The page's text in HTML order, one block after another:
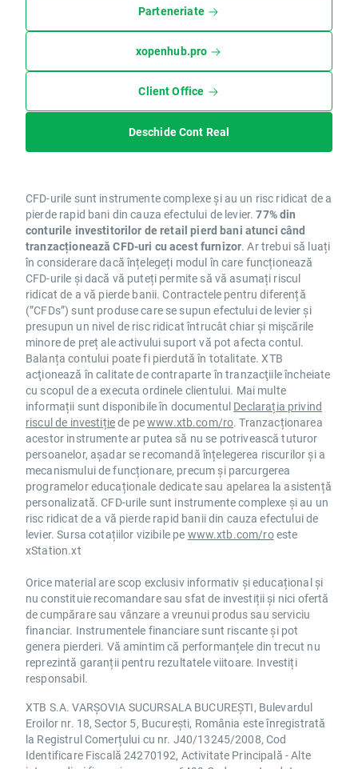
Parteneriate
xopenhub.pro
Client Office
Deschide Cont Real
CFD-urile sunt instrumente complexe și au un risc ridicat de a
pierde rapid bani din cauza efectului de levier.77% din
conturile investitorilor de retail pierd bani atunci când
tranzacționează CFD-uri cu acest furnizor. Ar trebui să luați
în considerare dacă înțelegeți modul în care funcționează
CFD-urile și dacă vă puteți permite să vă asumați riscul
ridicat de a vă pierde banii. Contractele pentru diferență
(”CFDs”) sunt produse care se supun efectului de levier și
presupun un nivel de risc ridicat întrucât chiar și mișcările
minore de preț ale activului suport vă pot afecta contul.
Balanța contului poate fi pierdută în totalitate. XTB
acţionează în calitate de contraparte în tranzacţiile încheiate
cu scopul de a executa ordinele clientului. Mai multe
informații sunt disponibile în documentul Declarația privind
riscul de investițiede pewww.xtb.com/ro. Tranzacționarea
acestor instrumente ar putea să nu se potrivească tuturor
persoanelor, așadar se recomandă înțelegerea riscurilor și a
mecanismului de funcționare, precum și parcurgerea
programelor educaționale dedicate sau apelarea la asistență
personalizată. CFD-urile sunt instrumente complexe și au un
risc ridicat de a vă pierde rapid banii din cauza efectului de
levier. Sursa cotațiilor vizibile pe www.xtb.com/roeste
xStation.xt
Orice material are scop exclusiv informativ și educațional și
nu constituie recomandare sau sfat de investiții și nici ofertă
de cumpărare sau vânzare a vreunui produs sau serviciu
financiar. Instrumentele financiare sunt riscante și pot
genera pierderi. Vă amintim că performanțele din trecut nu
reprezintă garanții pentru rezultatele viitoare. Investiți
responsabil.
XTB S.A. VARȘOVIA SUCURSALA BUCUREȘTI, Bulevardul
Eroilor nr. 18, Sector 5, București, România este înregistrată
la Registrul Comerțului cu nr. J40/13245/2008, Cod
Identificare Fiscală 24270192, Activitate Principală - Alte